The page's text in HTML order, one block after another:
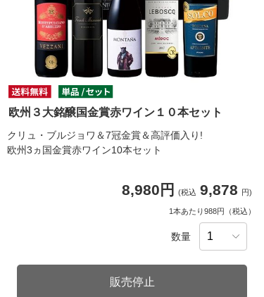
欧州３大銘醸国金賞赤ワイン１０本セット
クリュ・ブルジョワ＆7冠金賞＆高評価入り!
欧州3ヵ国金賞赤ワイン10本セット
8,980円 (税込 9,878 円)
1本あたり988円（税込）
数量
販売停止